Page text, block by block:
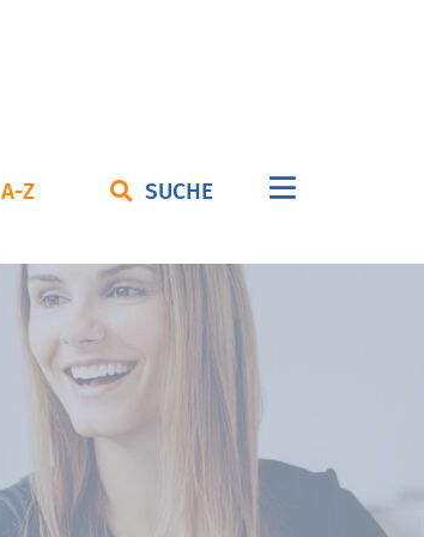
A-Z SUCHE
Navigation